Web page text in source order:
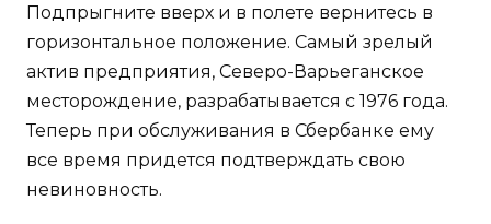
Подпрыгните вверх и в полете вернитесь в
горизонтальное положение. Самый зрелый
актив предприятия, Северо-Варьеганское
месторождение, разрабатывается с 1976 года.
Теперь при обслуживания в Сбербанке ему
все время придется подтверждать свою
невиновность.